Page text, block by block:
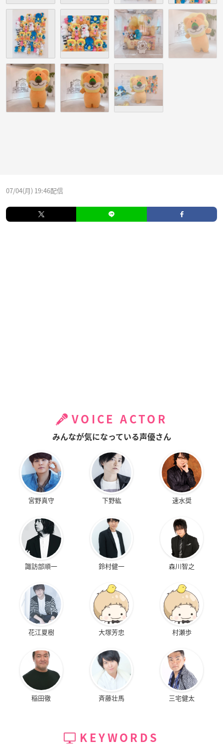
07/04(月) 19:46配信
VOICE ACTOR
みんなが気になっている声優さん
宮野真守 下野紘 速水奨
諏訪部順一 鈴村健一 森川智之
花江夏樹 大塚芳忠 村瀬歩
稲田徹 斉藤壮馬 三宅健太
KEYWORDS